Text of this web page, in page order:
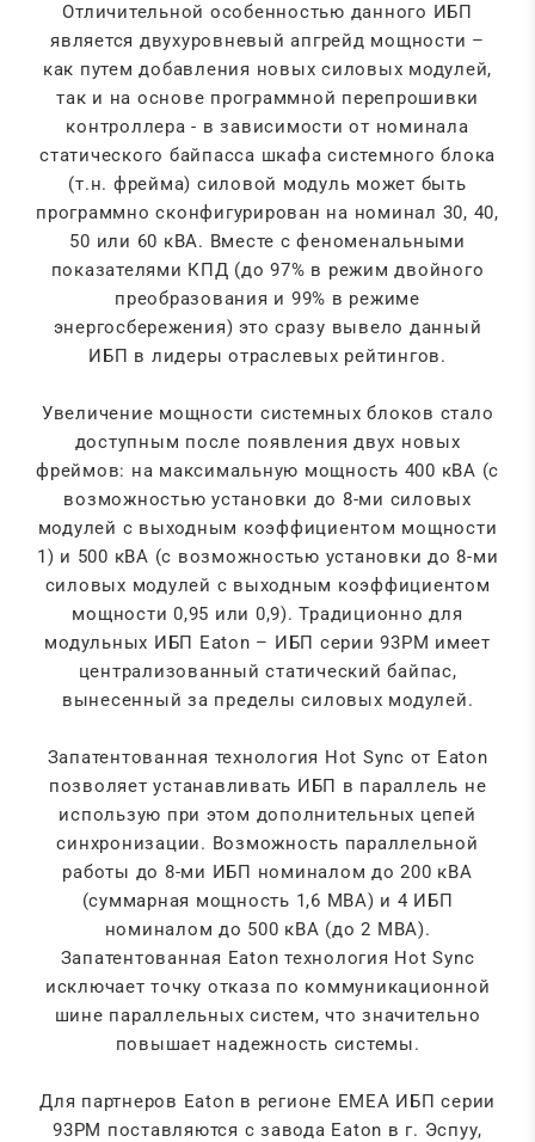
Отличительной особенностью данного ИБП
является двухуровневый апгрейд мощности –
как путем добавления новых силовых модулей,
так и на основе программной перепрошивки
контроллера - в зависимости от номинала
статического байпасса шкафа системного блока
(т.н. фрейма) силовой модуль может быть
программно сконфигурирован на номинал 30, 40,
50 или 60 кВА. Вместе с феноменальными
показателями КПД (до 97% в режим двойного
преобразования и 99% в режиме
энергосбережения) это сразу вывело данный
ИБП в лидеры отраслевых рейтингов.
Увеличение мощности системных блоков стало
доступным после появления двух новых
фреймов: на максимальную мощность 400 кВА (с
возможностью установки до 8-ми силовых
модулей с выходным коэффициентом мощности
1) и 500 кВА (с возможностью установки до 8-ми
силовых модулей с выходным коэффициентом
мощности 0,95 или 0,9). Традиционно для
модульных ИБП Eaton – ИБП серии 93PM имеет
централизованный статический байпас,
вынесенный за пределы силовых модулей.
Запатентованная технология Hot Sync от Eaton
позволяет устанавливать ИБП в параллель не
использую при этом дополнительных цепей
синхронизации. Возможность параллельной
работы до 8-ми ИБП номиналом до 200 кВА
(суммарная мощность 1,6 МВА) и 4 ИБП
номиналом до 500 кВА (до 2 МВА).
Запатентованная Eaton технология Hot Sync
исключает точку отказа по коммуникационной
шине параллельных систем, что значительно
повышает надежность системы.
Для партнеров Eaton в регионе EMEA ИБП серии
93PM поставляются с завода Eaton в г. Эспуу,